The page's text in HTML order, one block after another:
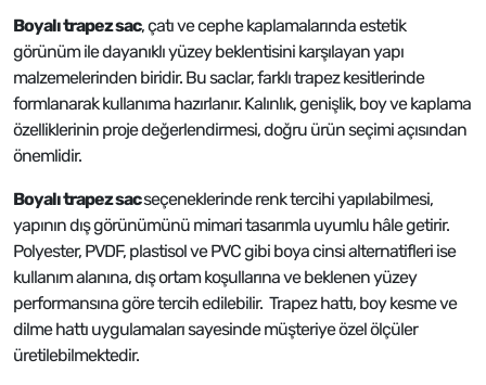
Boyalı trapez sac, çatı ve cephe kaplamalarında estetik
görünüm ile dayanıklı yüzey beklentisini karşılayan yapı
malzemelerinden biridir. Bu saclar, farklı trapez kesitlerinde
formlanarak kullanıma hazırlanır. Kalınlık, genişlik, boy ve kaplama
özelliklerinin proje değerlendirmesi, doğru ürün seçimi açısından
önemlidir.
Boyalı trapez sacseçeneklerinde renk tercihi yapılabilmesi,
yapının dış görünümünü mimari tasarımla uyumlu hâle getirir.
Polyester, PVDF, plastisol ve PVC gibi boya cinsi alternatifleri ise
kullanım alanına, dış ortam koşullarına ve beklenen yüzey
performansına göre tercih edilebilir. Trapez hattı, boy kesme ve
dilme hattı uygulamaları sayesinde müşteriye özel ölçüler
üretilebilmektedir.